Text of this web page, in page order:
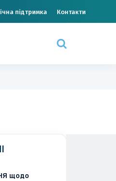
підтримка Контакти
щодо